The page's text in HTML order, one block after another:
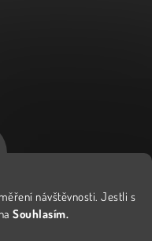
návštěvnosti. Jestli s
Souhlasím.